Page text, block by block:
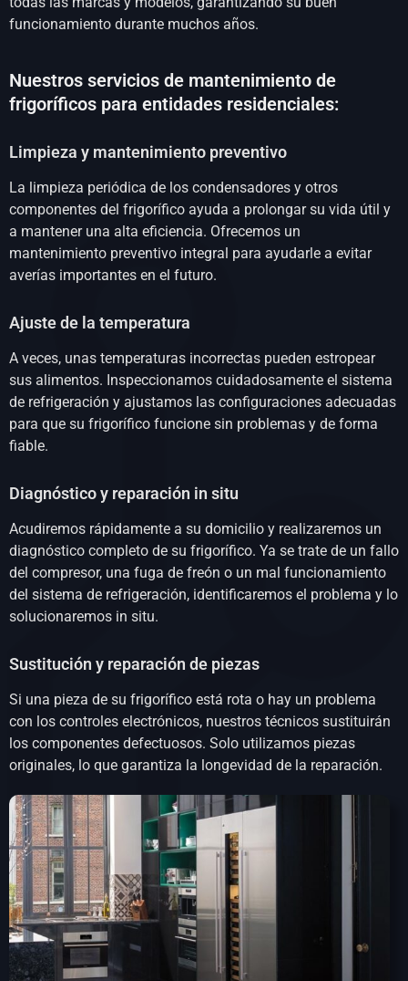
funcionamiento durante muchos años.
Nuestros servicios de mantenimiento de
frigoríficos para entidades residenciales:
Limpieza y mantenimiento preventivo
La limpieza periódica de los condensadores y otros
componentes del frigorífico ayuda a prolongar su vida útil y
a mantener una alta eficiencia. Ofrecemos un
mantenimiento preventivo integral para ayudarle a evitar
averías importantes en el futuro.
Ajuste de la temperatura
A veces, unas temperaturas incorrectas pueden estropear
sus alimentos. Inspeccionamos cuidadosamente el sistema
de refrigeración y ajustamos las configuraciones adecuadas
para que su frigorífico funcione sin problemas y de forma
fiable.
Diagnóstico y reparación in situ
Acudiremos rápidamente a su domicilio y realizaremos un
diagnóstico completo de su frigorífico. Ya se trate de un fallo
del compresor, una fuga de freón o un mal funcionamiento
del sistema de refrigeración, identificaremos el problema y lo
solucionaremos in situ.
Sustitución y reparación de piezas
Si una pieza de su frigorífico está rota o hay un problema
con los controles electrónicos, nuestros técnicos sustituirán
los componentes defectuosos. Solo utilizamos piezas
originales, lo que garantiza la longevidad de la reparación.